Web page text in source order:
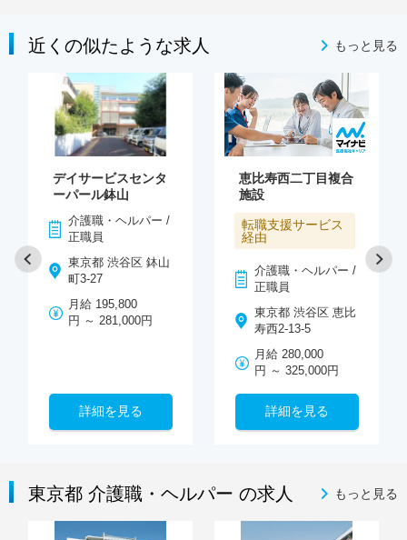
近くの似たような求人 もっと見る
デイサービスセンタ
ーパール鉢山
介護職・ヘルパー /
正職員
東京都 渋谷区 鉢山
町3-27
月給 195,800
円 ～ 281,000円
詳細を見る
恵比寿西二丁目複合
施設
転職支援サービス
経由
介護職・ヘルパー /
正職員
東京都 渋谷区 恵比
寿西2-13-5
月給 280,000
円 ～ 325,000円
詳細を見る
東京都 介護職・ヘルパー の求人 もっと見る